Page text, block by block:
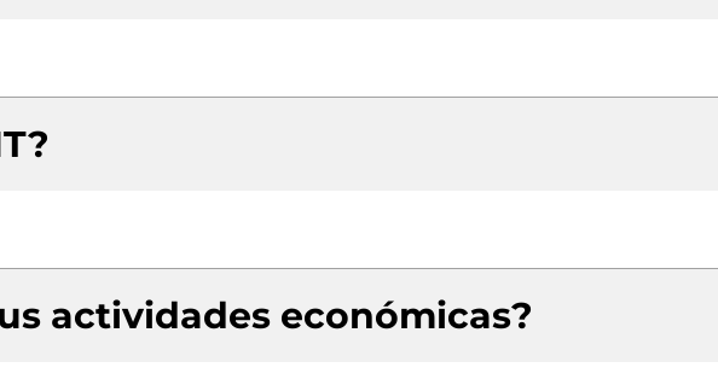
actividades económicas?